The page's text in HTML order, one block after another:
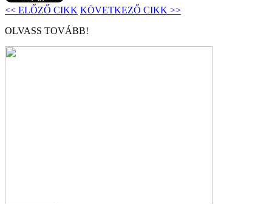
<< ELŐZŐ CIKK KÖVETKEZŐ CIKK >>
OLVASS TOVÁBB!